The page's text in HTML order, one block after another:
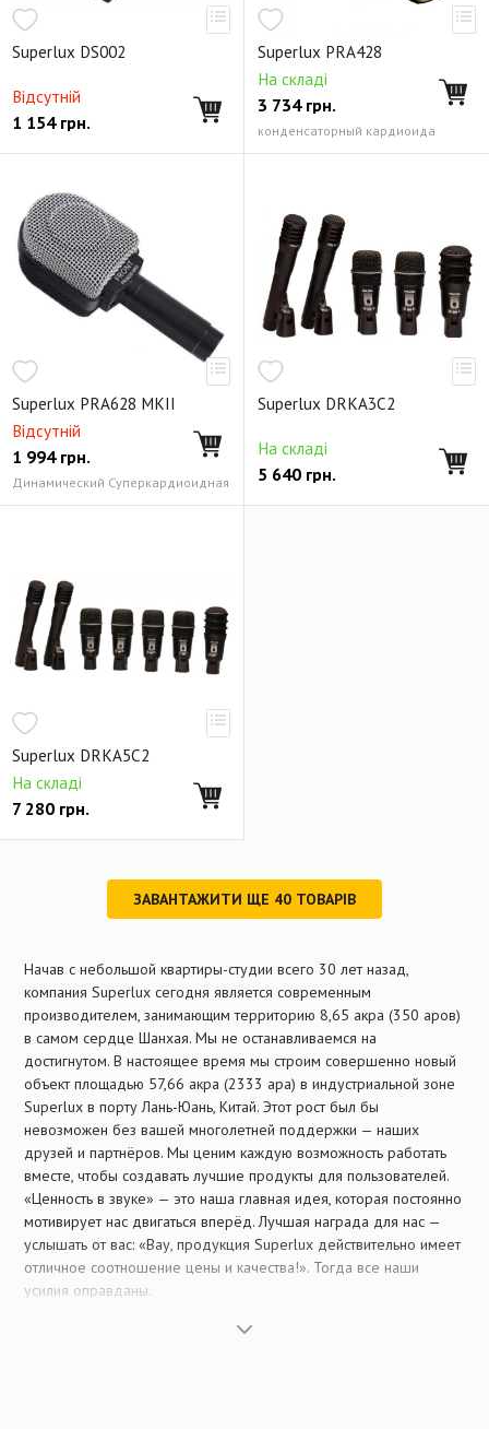
Superlux DS002
Відсутній
1 154грн.
Superlux PRA428
На складі
3 734грн.
конденсаторный кардиоида
Superlux PRA628 MKII
Відсутній
1 994грн.
Динамический Суперкардиоидная
Superlux DRKA3C2
На складі
5 640 грн.
Superlux DRKA5C2
На складі
7 280 грн.
ЗАВАНТАЖИТИ ЩЕ 40 ТОВАРІВ
Начав с небольшой квартиры-студии всего 30 лет назад,
компания Superlux сегодня является современным
производителем, занимающим территорию 8,65 акра (350 аров)
в самом сердце Шанхая. Мы не останавливаемся на
достигнутом. В настоящее время мы строим совершенно новый
объект площадью 57,66 акра (2333 ара) в индустриальной зоне
Superlux в порту Лань-Юань, Китай. Этот рост был бы
невозможен без вашей многолетней поддержки — наших
друзей и партнёров. Мы ценим каждую возможность работать
вместе, чтобы создавать лучшие продукты для пользователей.
«Ценность в звуке» — это наша главная идея, которая постоянно
мотивирует нас двигаться вперёд. Лучшая награда для нас —
услышать от вас: «Вау, продукция Superlux действительно имеет
отличное соотношение цены и качества!». Тогда все наши
усилия оправданы.
Мы настаиваем на том, чтобы делать правильные вещи и делать